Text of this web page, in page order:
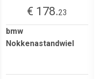
€ 178.23
bmw
Nokkenastandwiel